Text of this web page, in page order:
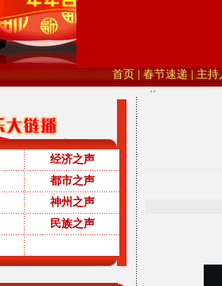
经济之声
都市之声
神州之声
民族之声